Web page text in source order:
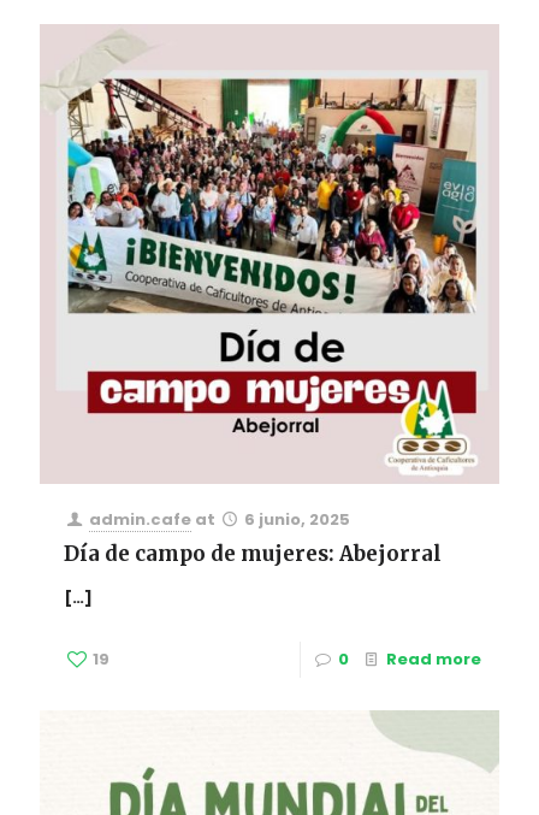
admin.cafe at 6 junio, 2025
Día de campo de mujeres: Abejorral
[…]
19 0 Read more